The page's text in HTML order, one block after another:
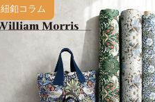
紐釦コラム